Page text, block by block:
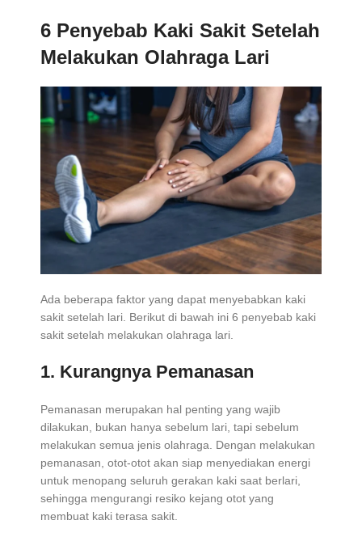
6 Penyebab Kaki Sakit Setelah
Melakukan Olahraga Lari
Ada beberapa faktor yang dapat menyebabkan kaki
sakit setelah lari. Berikut di bawah ini 6 penyebab kaki
sakit setelah melakukan olahraga lari.
1. Kurangnya Pemanasan
Pemanasan merupakan hal penting yang wajib
dilakukan, bukan hanya sebelum lari, tapi sebelum
melakukan semua jenis olahraga. Dengan melakukan
pemanasan, otot-otot akan siap menyediakan energi
untuk menopang seluruh gerakan kaki saat berlari,
sehingga mengurangi resiko kejang otot yang
membuat kaki terasa sakit.